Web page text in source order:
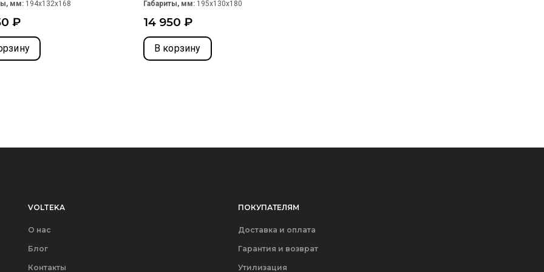
мм: 194x132x168
₽
Габариты, мм: 195x130x180
14 950 ₽
В корзину
VOLTEKA
О нас
Блог
Контакты
ПОКУПАТЕЛЯМ
Доставка и оплата
Гарантия и возврат
Утилизация